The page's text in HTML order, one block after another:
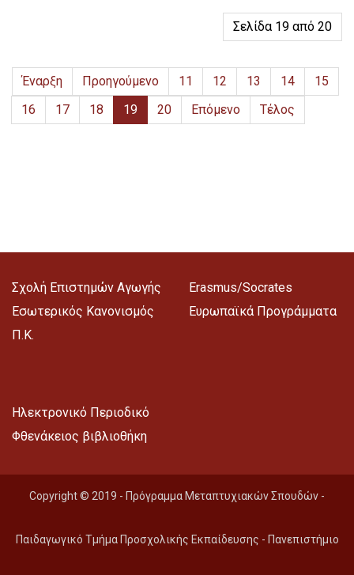
Σελίδα 19 από 20
Έναρξη Προηγούμενο 11 12 13 14
15
16
17 18 19 20 Επόμενο Τέλος
Σχολή Επιστημών Αγωγής
Εσωτερικός Κανονισμός
Π.Κ.
Erasmus/Socrates
Ευρωπαϊκά Προγράμματα
Ηλεκτρονικό Περιοδικό
Φθενάκειος βιβλιοθήκη
Copyright © 2019 - Πρόγραμμα Μεταπτυχιακών Σπουδών -
Παιδαγωγικό Τμήμα Προσχολικής Εκπαίδευσης - Πανεπιστήμιο